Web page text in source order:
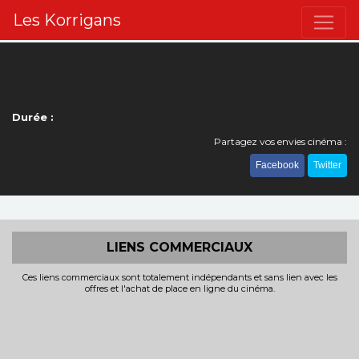
Les Korrigans
Durée :
Partagez vos envies cinéma :
Facebook Twitter
LIENS COMMERCIAUX
Ces liens commerciaux sont totalement indépendants et sans lien avec les
offres et l'achat de place en ligne du cinéma.